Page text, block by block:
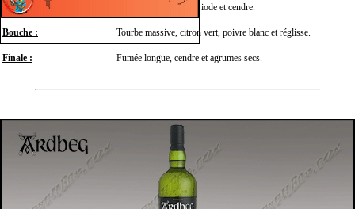
Nez : Fumée intense, citron, iode et cendre.
Bouche : Tourbe massive, citron vert, poivre blanc et réglisse.
Finale : Fumée longue, cendre et agrumes secs.